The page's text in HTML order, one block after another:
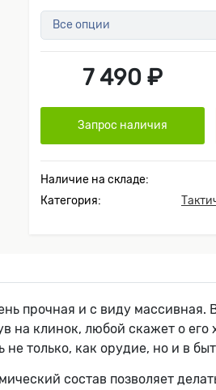
Все опции
7 490 ₽
Запрос наличия
Наличие на складе:
Категория:
прочная и с виду
на клинок, любой скажет о
только, как орудие, но и в
состав позволяет